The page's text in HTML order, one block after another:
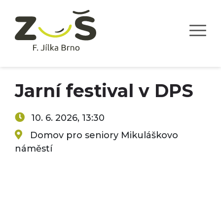
Jarní festival v DPS
10. 6. 2026, 13:30
Domov pro seniory Mikuláškovo
náměstí